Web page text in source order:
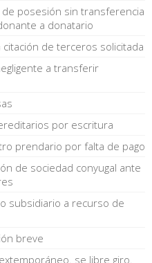
posesión sin transferencia
a donatario
de terceros solicitada
a transferir
por escritura
prendario por falta de pago
de sociedad conyugal ante
subsidiario a recurso de
breve
se libre giro.